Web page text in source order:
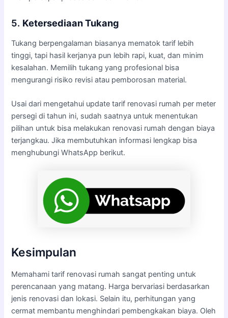
5. Ketersediaan Tukang
Tukang berpengalaman biasanya mematok tarif lebih
tinggi, tapi hasil kerjanya pun lebih rapi, kuat, dan minim
kesalahan. Memilih tukang yang profesional bisa
mengurangi risiko revisi atau pemborosan material.
Usai dari mengetahui update tarif renovasi rumah per meter
persegi di tahun ini, sudah saatnya untuk menentukan
pilihan untuk bisa melakukan renovasi rumah dengan biaya
terjangkau. Jika membutuhkan informasi lengkap bisa
menghubungi WhatsApp berikut.
Kesimpulan
Memahami tarif renovasi rumah sangat penting untuk
perencanaan yang matang. Harga bervariasi berdasarkan
jenis renovasi dan lokasi. Selain itu, perhitungan yang
cermat membantu menghindari pembengkakan biaya. Oleh